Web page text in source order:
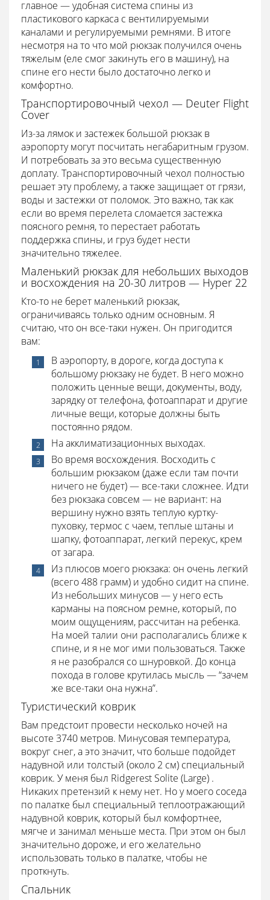
главное — удобная система спины из
пластикового каркаса с вентилируемыми
каналами и регулируемыми ремнями. В итоге
несмотря на то что мой рюкзак получился очень
тяжелым (еле смог закинуть его в машину), на
спине его нести было достаточно легко и
комфортно.
Транспортировочный чехол — Deuter Flight
Cover
Из-за лямок и застежек большой рюкзак в
аэропорту могут посчитать негабаритным грузом.
И потребовать за это весьма существенную
доплату. Транспортировочный чехол полностью
решает эту проблему, а также защищает от грязи,
воды и застежки от поломок. Это важно, так как
если во время перелета сломается застежка
поясного ремня, то перестает работать
поддержка спины, и груз будет нести
значительно тяжелее.
Маленький рюкзак для небольших выходов
и восхождения на 20-30 литров — Hyper 22
Кто-то не берет маленький рюкзак,
ограничиваясь только одним основным. Я
считаю, что он все-таки нужен. Он пригодится
вам:
В аэропорту, в дороге, когда доступа к
большому рюкзаку не будет. В него можно
положить ценные вещи, документы, воду,
зарядку от телефона, фотоаппарат и другие
личные вещи, которые должны быть
постоянно рядом.
На акклиматизационных выходах.
Во время восхождения. Восходить с
большим рюкзаком (даже если там почти
ничего не будет) — все-таки сложнее. Идти
без рюкзака совсем — не вариант: на
вершину нужно взять теплую куртку-
пуховку, термос с чаем, теплые штаны и
шапку, фотоаппарат, легкий перекус, крем
от загара.
Из плюсов моего рюкзака: он очень легкий
(всего 488 грамм) и удобно сидит на спине.
Из небольших минусов — у него есть
карманы на поясном ремне, который, по
моим ощущениям, рассчитан на ребенка.
На моей талии они располагались ближе к
спине, и я не мог ими пользоваться. Также
я не разобрался со шнуровкой. До конца
похода в голове крутилась мысль — “зачем
же все-таки она нужна”.
Туристический коврик
Вам предстоит провести несколько ночей на
высоте 3740 метров. Минусовая температура,
вокруг снег, а это значит, что больше подойдет
надувной или толстый (около 2 см) специальный
коврик. У меня был Ridgerest Solite (Large) .
Никаких претензий к нему нет. Но у моего соседа
по палатке был специальный теплоотражающий
надувной коврик, который был комфортнее,
мягче и занимал меньше места. При этом он был
значительно дороже, и его желательно
использовать только в палатке, чтобы не
проткнуть.
Спальник